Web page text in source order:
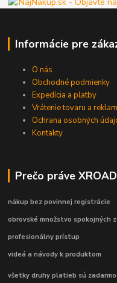
Informácie pre
O nás
Obchodné podmienky
Expedícia a platby
Vrátenie tovaru a
Ochrana osobných
Kontakty
Prečo práve
nákup bez povinnej registrácie
obrovské množstvo spokojných
profesionálny prístup
videá a návody k produktom
všetky druhy platieb sú zadarmo